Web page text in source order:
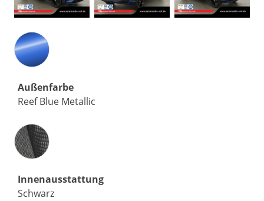
Außenfarbe
Reef Blue Metallic
Innenausstattung
Innenausstattung
Schwarz